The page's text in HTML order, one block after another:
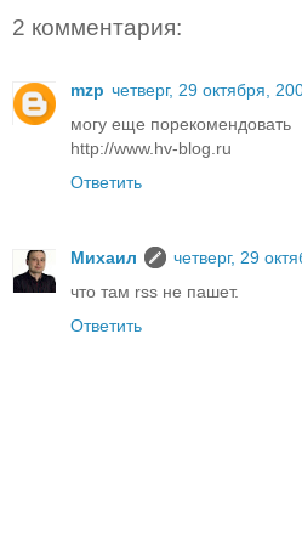
2 комментария:
mzp четверг, 29 октября,
могу еще порекомендовать
http://www.hv-blog.ru
Ответить
Михаил
четверг, 29
что там rss не пашет.
Ответить